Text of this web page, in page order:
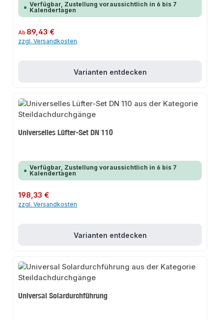
Verfügbar, Zustellung voraussichtlich in 6 bis 7
Kalendertagen
Regulärer Preis:
Ab 89,43 €
zzgl. Versandkosten
Varianten entdecken
Universelles Lüfter-Set DN 110
Verfügbar, Zustellung voraussichtlich in 6 bis 7
Kalendertagen
Regulärer Preis:
198,33 €
zzgl. Versandkosten
Varianten entdecken
Universal Solardurchführung